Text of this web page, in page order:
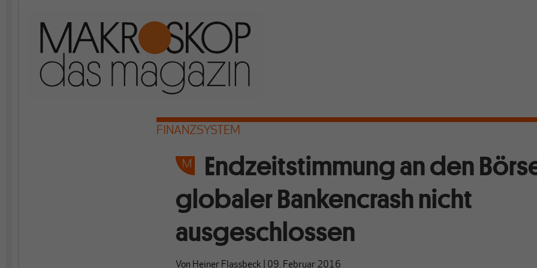
FINANZSYSTEM
Endzeitstimmung an den
globaler Bankencrash nicht
ausgeschlossen
Von Heiner Flassbeck 09. Februar 2016